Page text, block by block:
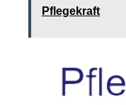
Pflegekraft